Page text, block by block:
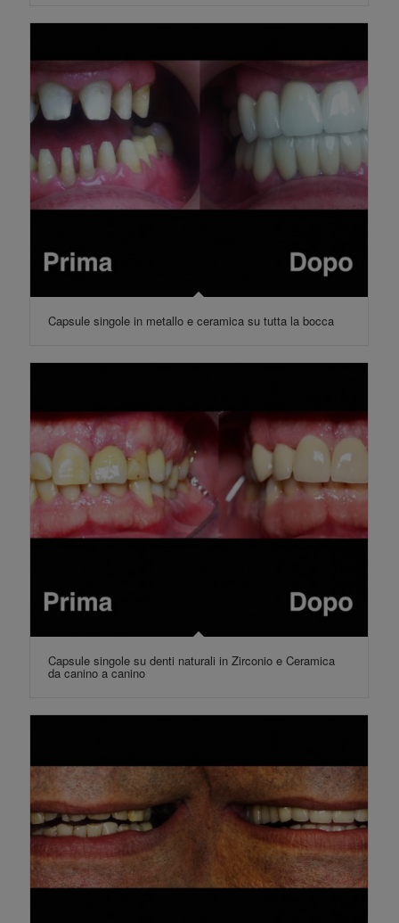
Capsule singole in metallo e ceramica su tutta la bocca
Capsule singole su denti naturali in Zirconio e Ceramica
da canino a canino